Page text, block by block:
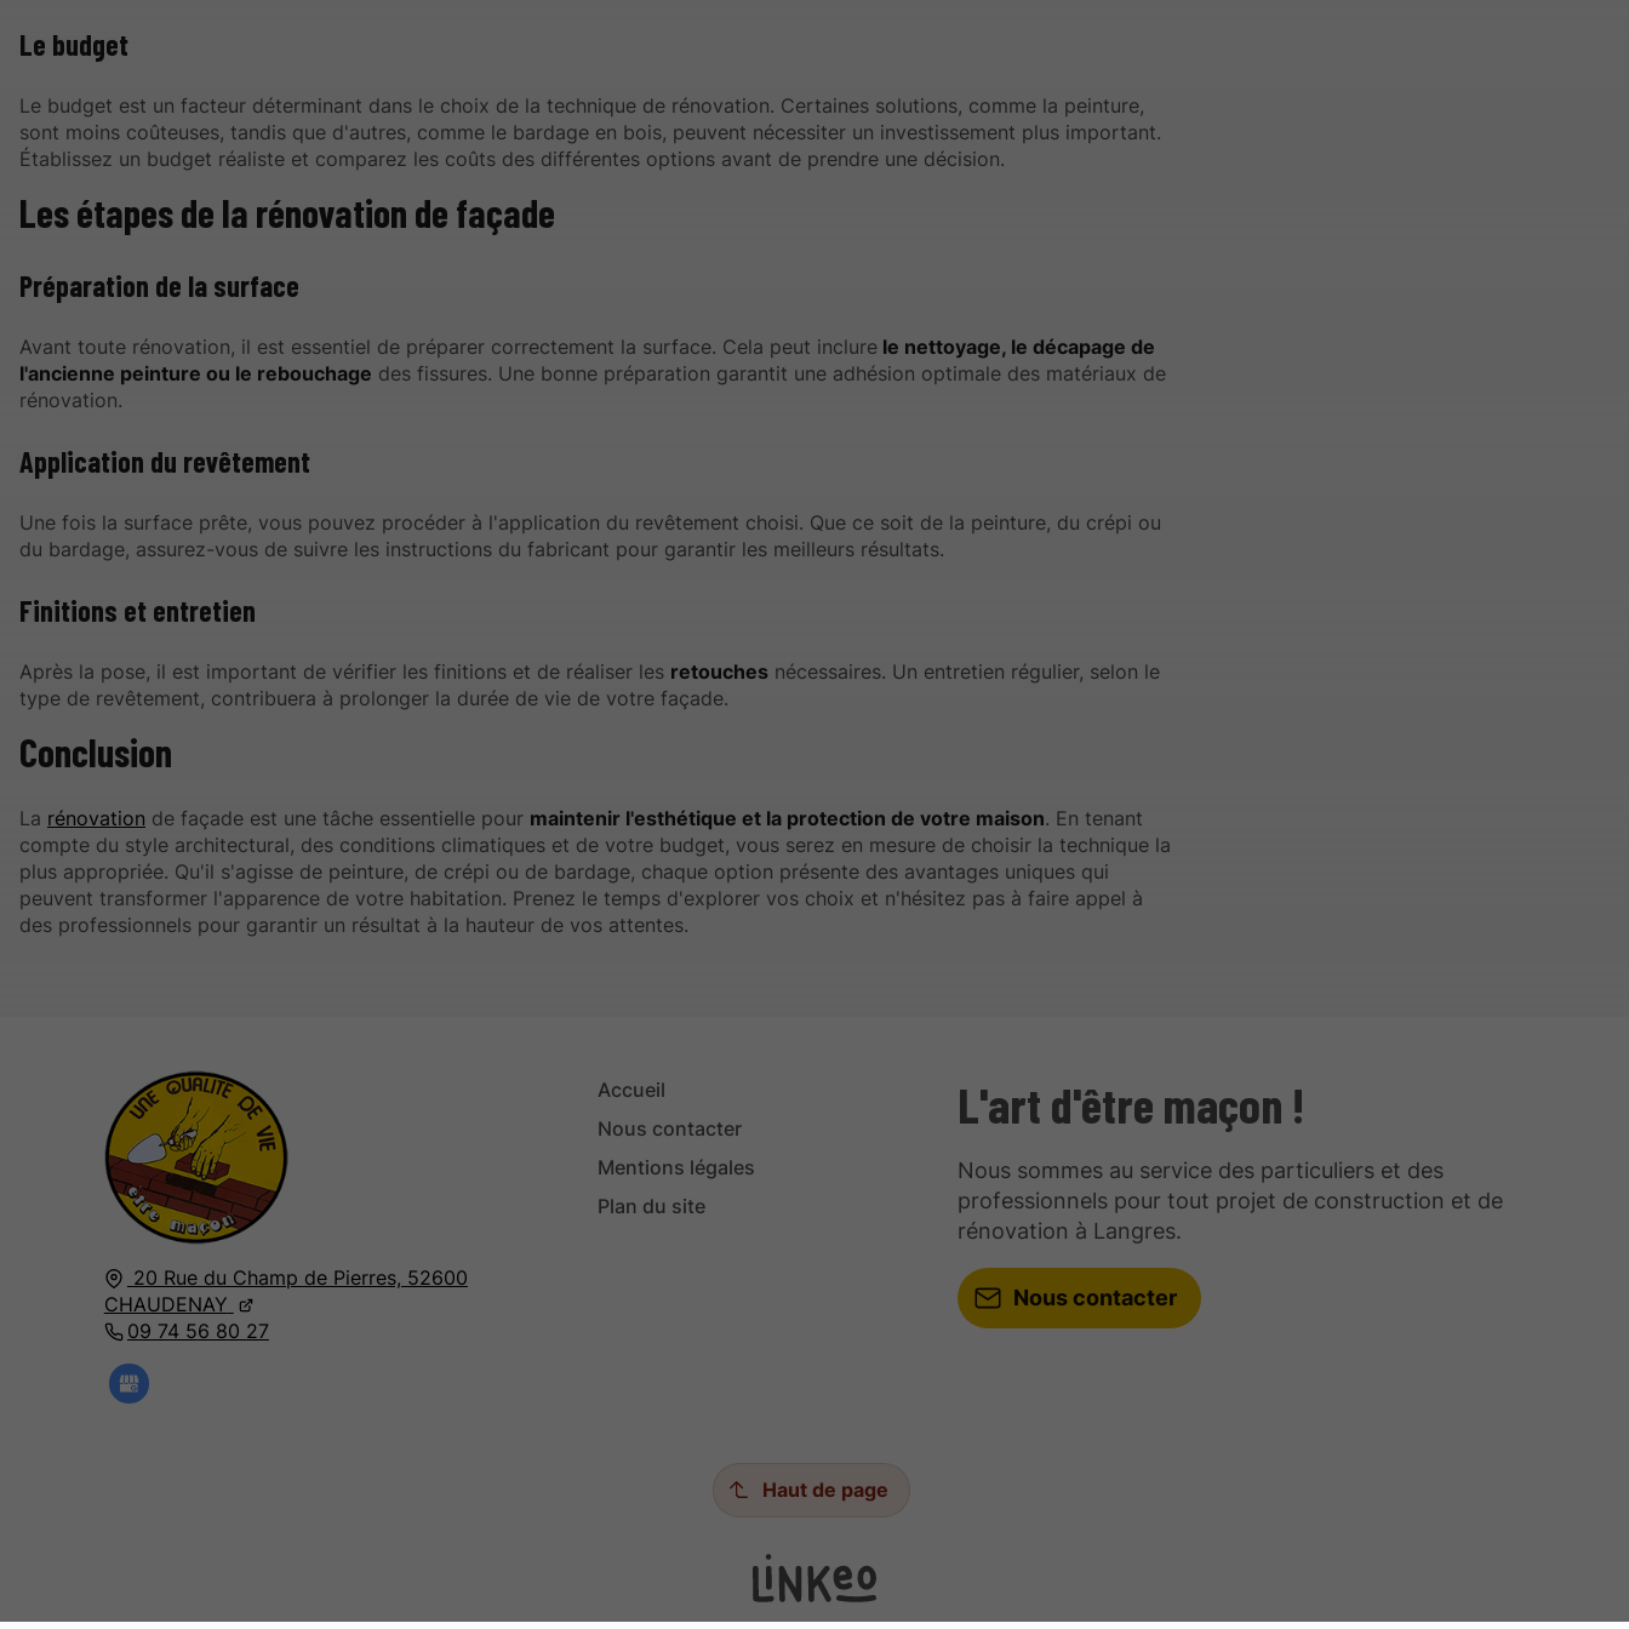
Le budget
Le budget est un facteur déterminant dans le choix de la technique de rénovation. Certaines solutions, comme la peinture,
sont moins coûteuses, tandis que d'autres, comme le bardage en bois, peuvent nécessiter un investissement plus important.
Établissez un budget réaliste et comparez les coûts des différentes options avant de prendre une décision.
Les étapes de la rénovation de façade
Préparation de la surface
Avant toute rénovation, il est essentiel de préparer correctement la surface. Cela peut inclure le nettoyage, le décapage de
l'ancienne peinture ou le rebouchage des fissures. Une bonne préparation garantit une adhésion optimale des matériaux de
rénovation.
Application du revêtement
Une fois la surface prête, vous pouvez procéder à l'application du revêtement choisi. Que ce soit de la peinture, du crépi ou
du bardage, assurez-vous de suivre les instructions du fabricant pour garantir les meilleurs résultats.
Finitions et entretien
Après la pose, il est important de vérifier les finitions et de réaliser les retouches nécessaires. Un entretien régulier, selon le
type de revêtement, contribuera à prolonger la durée de vie de votre façade.
Conclusion
La rénovation de façade est une tâche essentielle pour maintenir l'esthétique et la protection de votre maison. En tenant
compte du style architectural, des conditions climatiques et de votre budget, vous serez en mesure de choisir la technique la
plus appropriée. Qu'il s'agisse de peinture, de crépi ou de bardage, chaque option présente des avantages uniques qui
peuvent transformer l'apparence de votre habitation. Prenez le temps d'explorer vos choix et n'hésitez pas à faire appel à
des professionnels pour garantir un résultat à la hauteur de vos attentes.
20 Rue du Champ de Pierres, 52600
CHAUDENAY
09 74 56 80 27
Accueil
Nous contacter
Mentions légales
Plan du site
L'art d'être maçon !
Nous sommes au service des particuliers et des
professionnels pour tout projet de construction et de
rénovation à Langres.
Nous contacter
Haut de page